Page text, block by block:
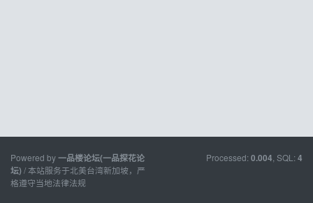
Powered by一品楼论坛(一品探花论
坛)/ 本站服务于北美台湾新加坡，严
格遵守当地法律法规
Processed: 0.004 , SQL: 4